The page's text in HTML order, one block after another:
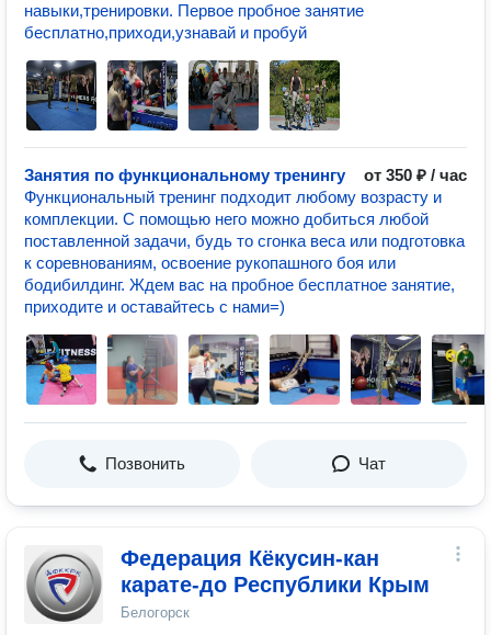
навыки,тренировки. Первое пробное занятие
бесплатно,приходи,узнавай и пробуй
Занятия по функциональному тренингу
от 350 ₽ / час
Функциональный тренинг подходит любому возрасту и
комплекции. С помощью него можно добиться любой
поставленной задачи, будь то сгонка веса или подготовка
к соревнованиям, освоение рукопашного боя или
бодибилдинг. Ждем вас на пробное бесплатное занятие,
приходите и оставайтесь с нами=)
Позвонить Чат
Федерация Кёкусин-кан
карате-до Республики Крым
Белогорск